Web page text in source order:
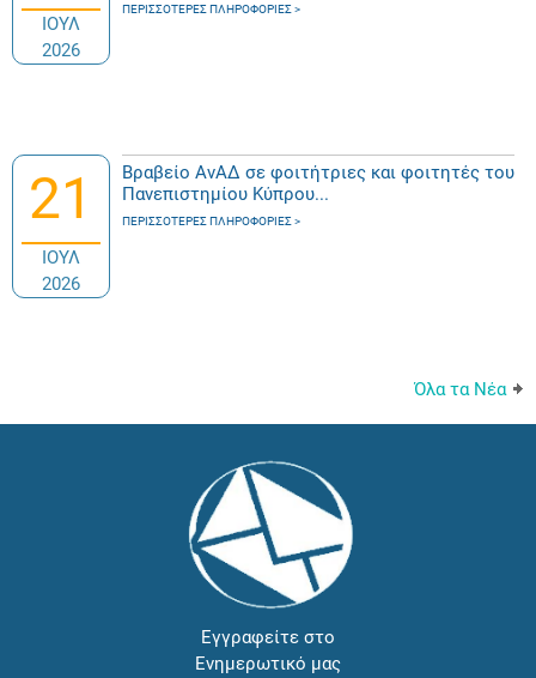
ΙΟΥΛ
2026
ΠΕΡΙΣΣΌΤΕΡΕΣ ΠΛΗΡΟΦΟΡΊΕΣ
21
ΙΟΥΛ
2026
Βραβείο ΑνΑΔ σε φοιτήτριες και φοιτητές του
Πανεπιστημίου Κύπρου...
ΠΕΡΙΣΣΌΤΕΡΕΣ ΠΛΗΡΟΦΟΡΊΕΣ
Όλα τα Νέα
Εγγραφείτε στο
Ενημερωτικό μας